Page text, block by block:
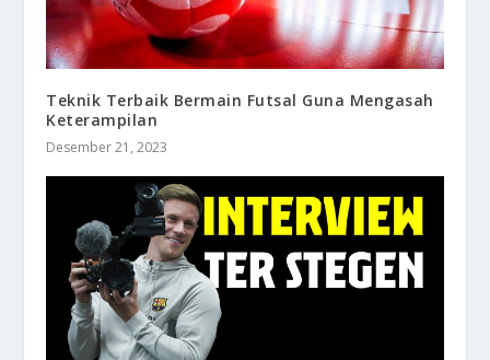
Teknik Terbaik Bermain Futsal Guna Mengasah
Keterampilan
Desember 21, 2023